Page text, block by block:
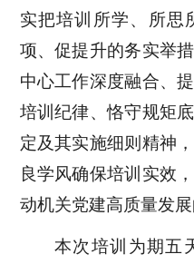
实把培训所学、所思
项、促提升的务实举
中心工作深度融合、
培训纪律、恪守规矩
定及其实施细则精神
良学风确保培训实效
动机关党建高质量发展
本次培训为期五